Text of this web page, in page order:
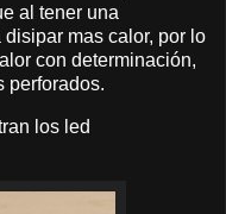
al tener una
mas calor, por lo
con determinación,
perforados.
los led